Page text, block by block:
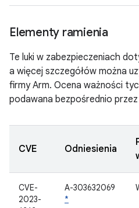
Elementy ramienia
Te luki w zabezpieczeniach
a więcej szczegółów można
firmy Arm. Ocena ważności
podawana bezpośrednio
CVE Odniesienia
CVE-
2023-
A-303632069
*